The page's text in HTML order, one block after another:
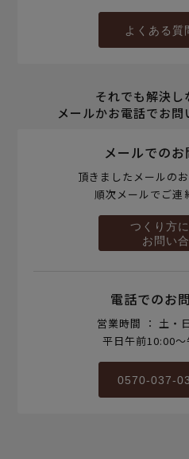
よくある質
それでも解決し
メールかお電話でお問
メールでの
頂きましたメールの
順次メールでご連
つくり方
お問い
電話でのお
営業時間 ： 土・
平日午前10:00
0570-037-